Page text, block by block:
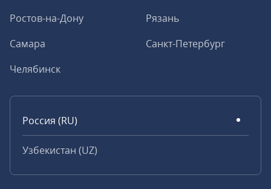
Ростов-на-Дону
Рязань
Самара
Санкт-Петербург
Челябинск
Россия (RU)
Узбекистан (UZ)